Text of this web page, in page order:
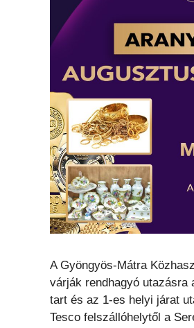
A Gyöngyös-Mátra
várják rendhagyó utazásra
tart és az 1-es helyi járat
Tesco felszállóhelytől a